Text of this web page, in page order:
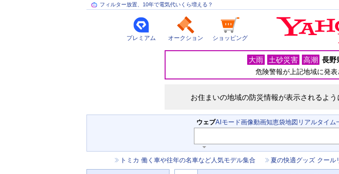
フィルター放置、10年で電気代いくら増える？
プレミアム オークション ショッピング
災
大雨 土砂災害 高潮 長野
危険警報が上記地域に発表
お住まいの地域の防災情報が表示されるよう
検
索
ウェブAIモード画像動画知恵袋地図 リアルタイム
ワ
ー
トミカ 働く車や往年の名車など人気モデル集合 夏の快適グッズ クール